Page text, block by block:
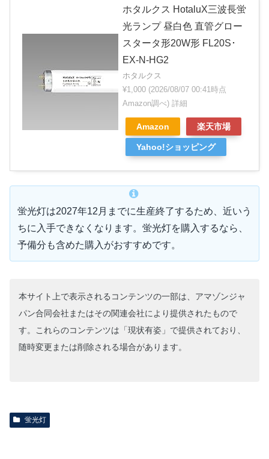
ホタルクス HotaluX三波長蛍
光ランプ 昼白色 直管グロー
スタータ形20W形 FL20S･
EX-N-HG2
ホタルクス
¥1,000 (2026/08/07 00:41時点
Amazon調べ) 詳細
Amazon 楽天市場
Yahoo!ショッピング
蛍光灯は2027年12月までに生産終了するため、近いう
ちに入手できなくなります。蛍光灯を購入するなら、
予備分も含めた購入がおすすめです。
本サイト上で表示されるコンテンツの一部は、アマゾンジャ
パン合同会社またはその関連会社により提供されたもので
す。これらのコンテンツは「現状有姿」で提供されており、
随時変更または削除される場合があります。
蛍光灯